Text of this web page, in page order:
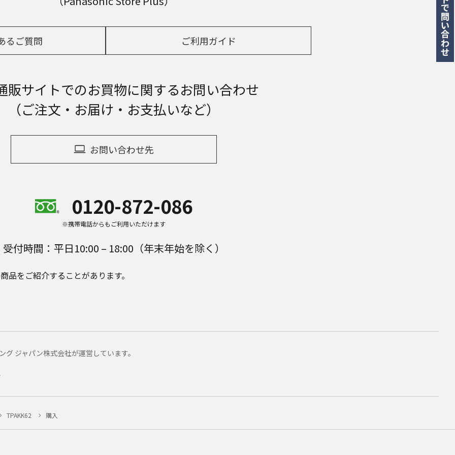
るご質問 ご利用ガイド
販サイトでのお買物に関するお問い合わせ
（ご注文・お届け・お支払いなど）
お問い合わせ先
0120-872-086
※携帯電話からもご利用いただけます
受付時間：平日10:00 – 18:00（年末年始を除く）
品をご紹介することがあります。
ジャパン株式会社が運営しています。
TPAKK62 購入